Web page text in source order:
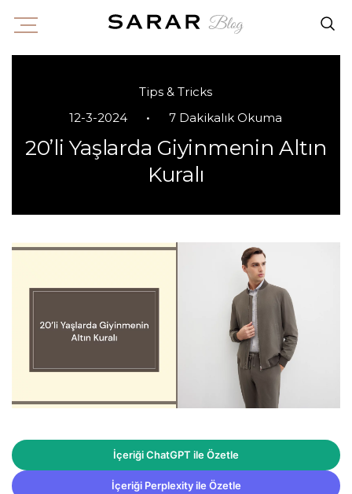
Tips & Tricks
12-3-2024
• 7 Dakikalık Okuma
20’li Yaşlarda Giyinmenin Altın
Kuralı
İçeriği ChatGPT ile Özetle
İçeriği Perplexity ile Özetle